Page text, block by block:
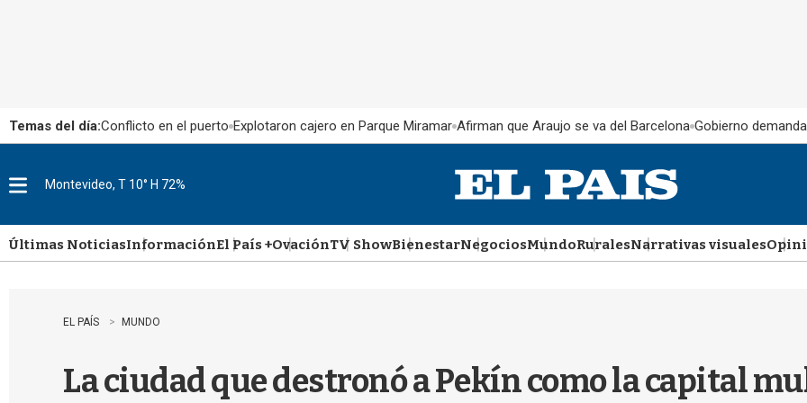
Temas del día:Conflicto en el puerto Explotaron cajero en Parque Miramar Afirman que Araujo se va del Barcelona Gobierno
u
Montevideo, T 10° H 72%
Últimas NoticiasInformaciónEl País +OvaciónTV ShowBienestarNegociosMundoRuralesNarrativas visuales
EL PAÍS MUNDO
La ciudad que destronó a Pekín como la capital